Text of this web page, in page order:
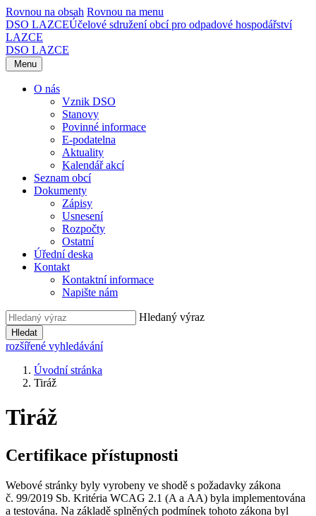
Rovnou na obsah Rovnou na menu
DSO LAZCEÚčelové sdružení obcí pro odpadové hospodářství
LAZCE
DSO LAZCE
Menu
O nás
Vznik DSO
Stanovy
Povinné informace
E-podatelna
Aktuality
Kalendář akcí
Seznam obcí
Dokumenty
Zápisy
Usnesení
Rozpočty
Ostatní
Úřední deska
Kontakt
Kontaktní informace
Napište nám
Hledaný výraz
Hledat
rozšířené vyhledávání
Úvodní stránka
Tiráž
Tiráž
Certifikace přístupnosti
Webové stránky byly vyrobeny ve shodě s požadavky zákona
č. 99/2019 Sb. Kritéria WCAG 2.1 (A a AA) byla implementována
a testována. Na základě splněných podmínek tohoto zákona byl